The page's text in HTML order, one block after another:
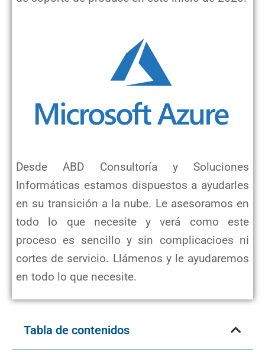
Desde ABD Consultoría y Soluciones
Informáticas estamos dispuestos a ayudarles
en su transición a la nube. Le asesoramos en
todo lo que necesite y verá como este
proceso es sencillo y sin complicacioes ni
cortes de servicio. Llámenos y le ayudaremos
en todo lo que necesite.
Tabla de contenidos